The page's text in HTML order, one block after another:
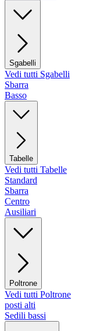
Sgabelli
Vedi tutti Sgabelli
Sbarra
Basso
Tabelle
Vedi tutti Tabelle
Standard
Sbarra
Centro
Ausiliari
Poltrone
Vedi tutti Poltrone
posti alti
Sedili bassi